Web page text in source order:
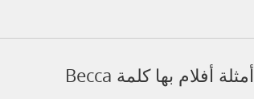
أمثلة أفلام بها كلمة Becca